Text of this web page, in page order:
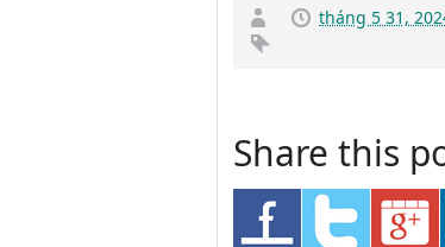
tháng 5 31,
Share this